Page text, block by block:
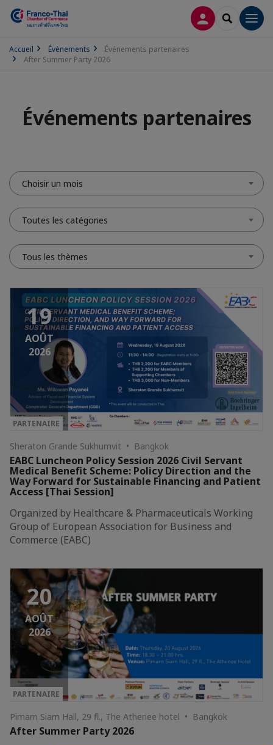
CONNEXION
Accueil Évènements
Événements partenaires
After Summer Party 2026
Événements partenaires
Choisir un mois
Toutes les catégories
Tous les thèmes
19
AOÛT
2026
PARTENAIRE
Sheraton Grande Sukhumvit • Bangkok
EABC Luncheon Policy Session 2026 Civil Servant
Medical Benefit Scheme: Policy Direction and the
Way Forward for Sustainable Financing and Patient
Access [Thai Session]
Organized by Healthcare & Pharmaceuticals Working
Group of European Association for Business and
Commerce (EABC)
20
AOÛT
2026
PARTENAIRE
Pimarn Siam Hall, 29 fl., The Athenee hotel • Bangkok
After Summer Party 2026